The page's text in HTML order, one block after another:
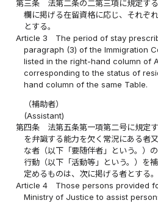
第三条
法第二条の二第三項に規定す
欄に掲げる在留資格に応じ、それぞ
とする。
Article 3
The period of stay
paragraph (3) of the Immigration
listed in the right-hand column of
corresponding to the status of
hand column of the same Table.
（補助者）
(Assistant)
第四条
法第五条第一項第二号に規定
を弁識する能力を欠く常況にある者
な者（以下「要随伴者」という。）
行動（以下「活動等」という。）を
定めるものは、次に掲げる者とする。
Article 4
Those persons provided
Ministry of Justice to assist